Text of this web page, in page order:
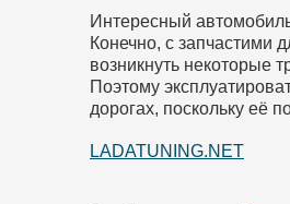
Интересный
Конечно, с запчастими
возникнуть некоторые
Поэтому
дорогах, поскольку её
LADATUNING.NET